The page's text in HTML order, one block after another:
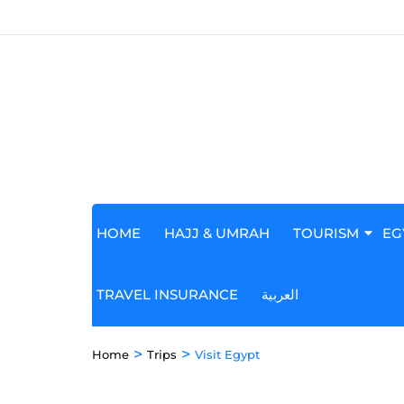
HOME HAJJ & UMRAH TOURISM
TRAVEL INSURANCE العربية
Home > Trips > Visit Egypt